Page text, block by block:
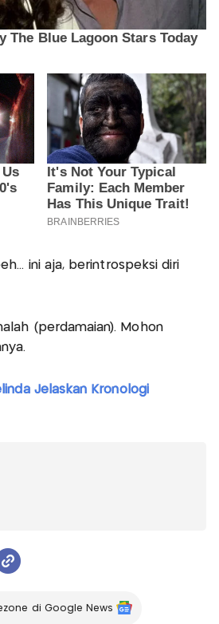
ini aja, berintrospeksi diri
(perdamaian). Mohon
Jelaskan Kronologi
di Google News